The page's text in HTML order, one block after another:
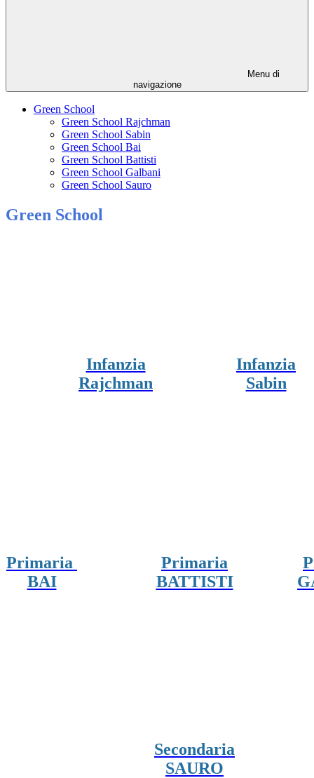
Menu di
navigazione
Green School
Green School Rajchman
Green School Sabin
Green School Bai
Green School Battisti
Green School Galbani
Green School Sauro
Green School
Infanzia
Rajchman
Infanzia
Sabin
Primaria
BAI
Primaria
BATTISTI
Secondaria
SAURO